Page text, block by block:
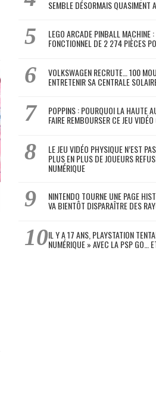
SEMBLE DÉSORMAIS QUASIMENT
LEGO ARCADE PINBALL MACHINE
FONCTIONNEL DE 2 274 PIÈCES
VOLKSWAGEN RECRUTE… 100
ENTRETENIR SA CENTRALE
POPPINS : POURQUOI LA HAUTE
FAIRE REMBOURSER CE JEU
LE JEU VIDÉO PHYSIQUE N’EST
PLUS EN PLUS DE JOUEURS
NUMÉRIQUE
NINTENDO TOURNE UNE PAGE
VA BIENTÔT DISPARAÎTRE DES
IL Y A 17 ANS, PLAYSTATION
NUMÉRIQUE » AVEC LA PSP GO…